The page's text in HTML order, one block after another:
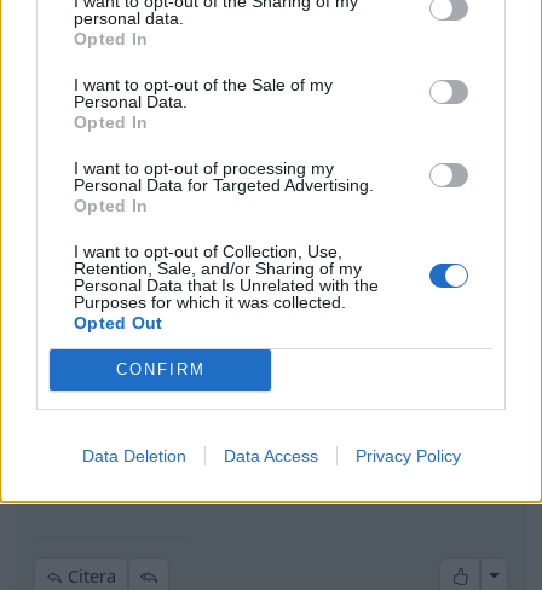
personal data.
Opted In
I want to opt-out of the Sale of my
Personal Data.
Opted In
I want to opt-out of processing my
Personal Data for Targeted Advertising.
Opted In
I want to opt-out of Collection, Use,
Retention, Sale, and/or Sharing of my
Personal Data that Is Unrelated with the
Purposes for which it was collected.
Opted Out
CONFIRM
Data Deletion Data Access Privacy Policy
11 maj
2+1 vägar där folk kör om lastbilar utan att trycka
komma om lastbilen. Så ingen annan bil bakom
hinner om. Tycker jag är drygt redan idag och det
sträcka så trycker jag på så flera hinner om.
Annars kör jag sällan fortare än vad skyltarna
säger.
Volvo 940 SE
(1997)
Citera All